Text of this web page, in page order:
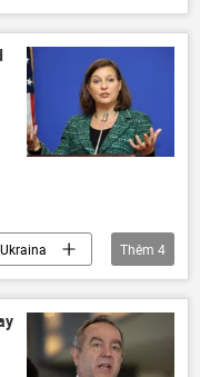
Ukraina
Thêm 4